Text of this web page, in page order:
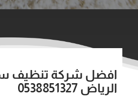
افضل شركة تنظيف
الرياض 0538851327